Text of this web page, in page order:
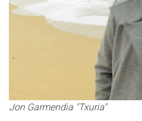
Jon Garmendia "Txuria"